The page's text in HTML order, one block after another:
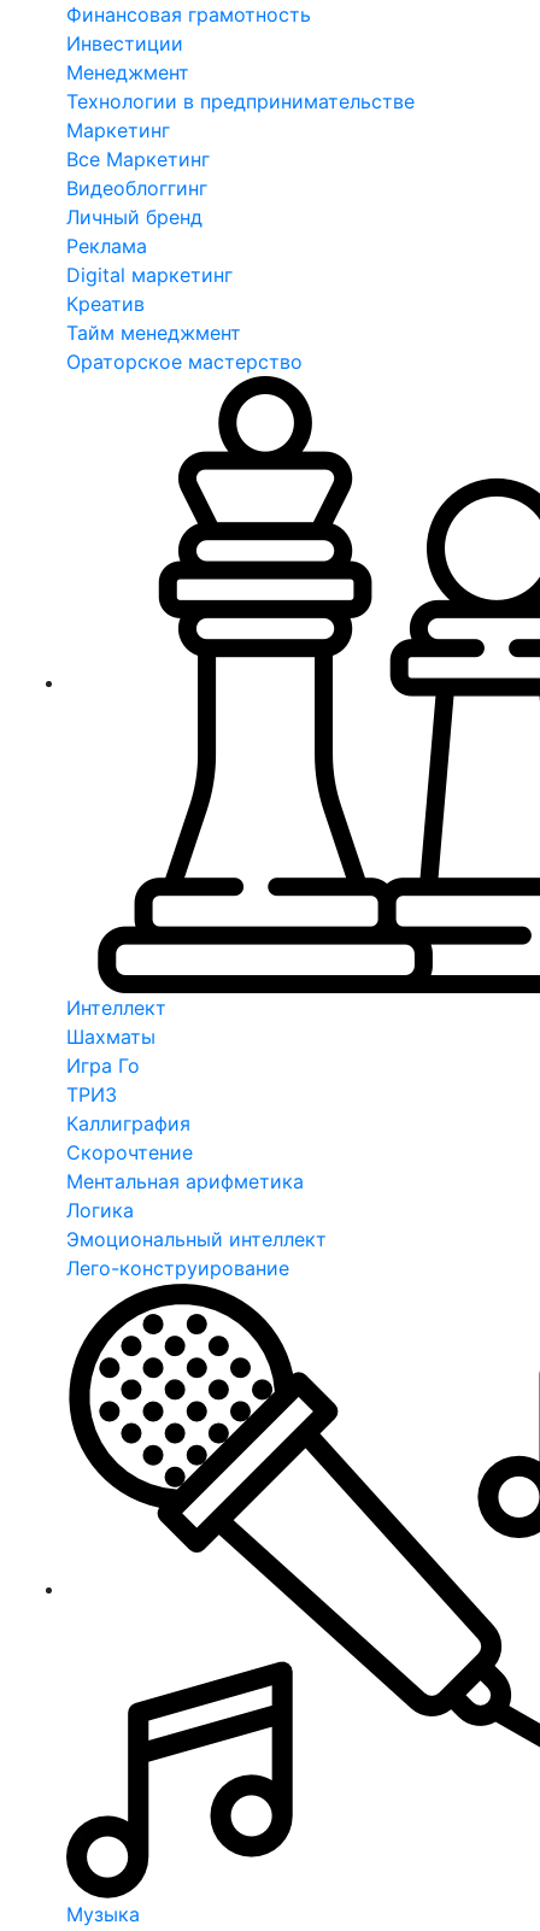
Финансовая грамотность
Инвестиции
Менеджмент
Технологии в предпринимательстве
Маркетинг
Все Маркетинг
Видеоблоггинг
Личный бренд
Реклама
Digital маркетинг
Креатив
Тайм менеджмент
Ораторское мастерство
Интеллект
Шахматы
Игра Го
ТРИЗ
Каллиграфия
Скорочтение
Ментальная арифметика
Логика
Эмоциональный интеллект
Лего-конструирование
Музыка